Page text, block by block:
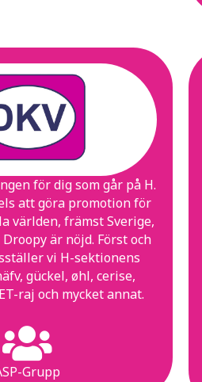
för dig som går på H.
att göra promotion för
världen, främst Sverige,
är nöjd. Först och
vi H-sektionens
gückel, øhl, cerise,
raj och mycket annat.
Grupp